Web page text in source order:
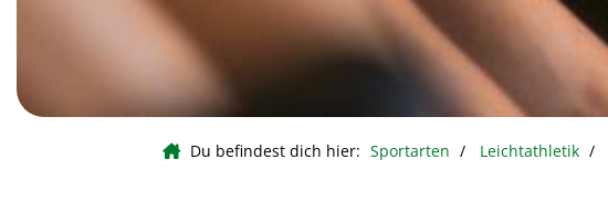
Du befindest dich hier: Sportarten Leichtathletik